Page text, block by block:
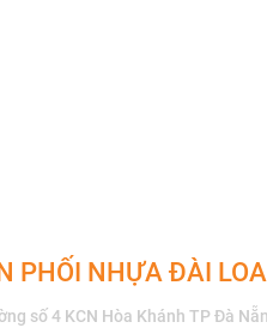
PHỐI NHỰA ĐÀI
số 4 KCN Hòa Khánh TP Đà